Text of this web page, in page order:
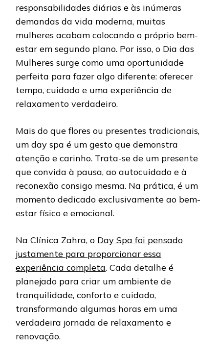
responsabilidades diárias e às inúmeras
demandas da vida moderna, muitas
mulheres acabam colocando o próprio bem-
estar em segundo plano. Por isso, o Dia das
Mulheres surge como uma oportunidade
perfeita para fazer algo diferente: oferecer
tempo, cuidado e uma experiência de
relaxamento verdadeiro.
Mais do que flores ou presentes tradicionais,
um day spa é um gesto que demonstra
atenção e carinho. Trata-se de um presente
que convida à pausa, ao autocuidado e à
reconexão consigo mesma. Na prática, é um
momento dedicado exclusivamente ao bem-
estar físico e emocional.
Na Clínica Zahra, o Day Spa foi pensado
justamente para proporcionar essa
experiência completa. Cada detalhe é
planejado para criar um ambiente de
tranquilidade, conforto e cuidado,
transformando algumas horas em uma
verdadeira jornada de relaxamento e
renovação.